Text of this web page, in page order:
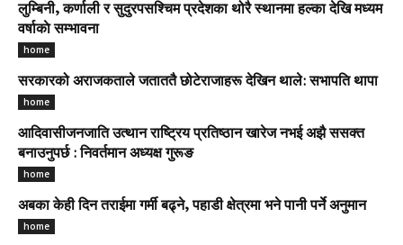
लुम्बिनी, कर्णाली र सुदुरपसश्चिम प्रदेशका थोरै स्थानमा हल्का देखि मध्यम
वर्षाकाे सम्भावना
home
सरकारको अराजकताले जताततै छोटेराजाहरू देखिन थाले: सभापति थापा
home
आदिवासीजनजाति उत्थान राष्ट्रिय प्रतिष्ठान खारेज नभई अझै ससक्त
बनाउनुपर्छ : निवर्तमान अध्यक्ष गुरूङ
home
अबका केही दिन तराईमा गर्मी बढ्ने, पहाडी क्षेत्रमा भने पानी पर्ने अनुमान
home